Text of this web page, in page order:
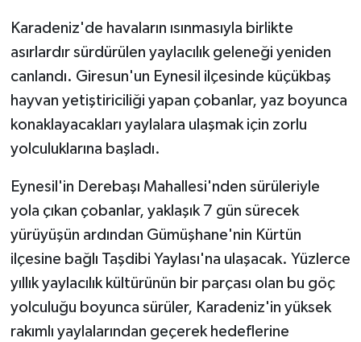
Karadeniz'de havaların ısınmasıyla birlikte
asırlardır sürdürülen yaylacılık geleneği yeniden
canlandı. Giresun'un Eynesil ilçesinde küçükbaş
hayvan yetiştiriciliği yapan çobanlar, yaz boyunca
konaklayacakları yaylalara ulaşmak için zorlu
yolculuklarına başladı.
Eynesil'in Derebaşı Mahallesi'nden sürüleriyle
yola çıkan çobanlar, yaklaşık 7 gün sürecek
yürüyüşün ardından Gümüşhane'nin Kürtün
ilçesine bağlı Taşdibi Yaylası'na ulaşacak. Yüzlerce
yıllık yaylacılık kültürünün bir parçası olan bu göç
yolculuğu boyunca sürüler, Karadeniz'in yüksek
rakımlı yaylalarından geçerek hedeflerine
GÜNDEM
Güvenlik
İNSAN
İş Dünyası
Jandarma
Kadın